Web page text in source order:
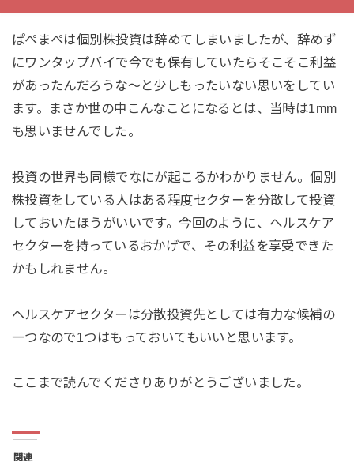
ぱぺまぺは個別株投資は辞めてしまいましたが、辞めず
にワンタップバイで今でも保有していたらそこそこ利益
があったんだろうな～と少しもったいない思いをしてい
ます。まさか世の中こんなことになるとは、当時は1mm
も思いませんでした。
投資の世界も同様でなにが起こるかわかりません。個別
株投資をしている人はある程度セクターを分散して投資
しておいたほうがいいです。今回のように、ヘルスケア
セクターを持っているおかげで、その利益を享受できた
かもしれません。
ヘルスケアセクターは分散投資先としては有力な候補の
一つなので1つはもっておいてもいいと思います。
ここまで読んでくださりありがとうございました。
関連